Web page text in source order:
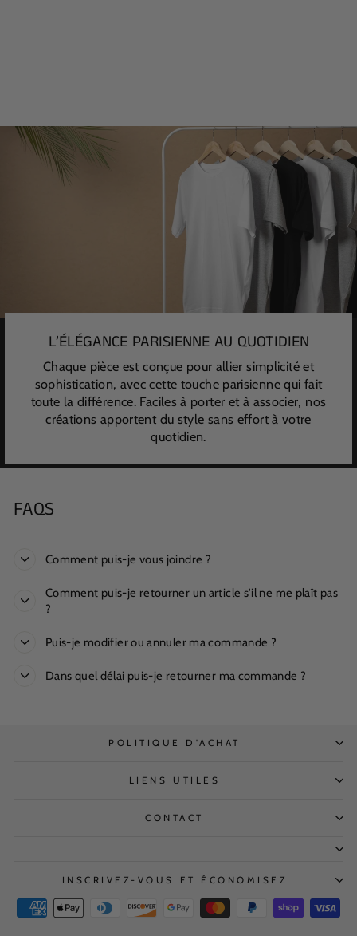
L’ÉLÉGANCE PARISIENNE AU QUOTIDIEN
Chaque pièce est conçue pour allier simplicité et
sophistication, avec cette touche parisienne qui fait
toute la différence. Faciles à porter et à associer, nos
créations apportent du style sans effort à votre
quotidien.
FAQS
Comment puis-je vous joindre ?
Comment puis-je retourner un article s'il ne me plaît pas
?
Puis-je modifier ou annuler ma commande ?
Dans quel délai puis-je retourner ma commande ?
POLITIQUE D'ACHAT
LIENS UTILES
CONTACT
INSCRIVEZ-VOUS ET ÉCONOMISEZ